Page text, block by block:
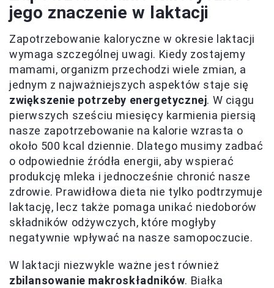
jego znaczenie w laktacji
Zapotrzebowanie kaloryczne w okresie laktacji
wymaga szczególnej uwagi. Kiedy zostajemy
mamami, organizm przechodzi wiele zmian, a
jednym z najważniejszych aspektów staje się
zwiększenie potrzeby energetycznej. W ciągu
pierwszych sześciu miesięcy karmienia piersią
nasze zapotrzebowanie na kalorie wzrasta o
około 500 kcal dziennie. Dlatego musimy zadbać
o odpowiednie źródła energii, aby wspierać
produkcję mleka i jednocześnie chronić nasze
zdrowie. Prawidłowa dieta nie tylko podtrzymuje
laktację, lecz także pomaga unikać niedoborów
składników odżywczych, które mogłyby
negatywnie wpływać na nasze samopoczucie.
W laktacji niezwykle ważne jest również
zbilansowanie makroskładników. Białka